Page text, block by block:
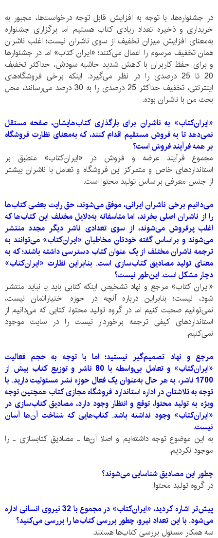
در جشنواره‌ها، با توجه به افزایش قابل توجه درخواست‌ها، مجبور به
خریداری و ذخیره تعداد زیادی کتاب هستیم اما برگزاری جشنواره
به‌معنای افزایش میزان تخفیف از سوی ناشران نیست؛ اغلب ناشران
همان تخفیف مرسوم را اعمال می‌کنند؛ «ایران کتاب» اما در جشنوار‌‌ها
و برای حفظ کاربران با کاهش شدید حاشیه سودش، حداکثر تخفیف
20 تا 25 درصدی را در نظر می‌گیرد. اینکه برخی فروشگاه‌های
اینترنتی، تخفیف حداکثر 25 درصدی را به 30 درصد می‌رسانند، محل
بحث من با ناشران بوده.
«ایران‌کتاب» به ناشران برای بارگذاری کتاب‌‌هایشان، صفحه مستقل
نمی‌دهد تا به فروش مستقیم اقدام کنند، که به‌معنای نظارت فروشگاه
بر همه فرآیند فروش است؟
مجموع فرآیند عرضه و فروش در «ایران‌کتاب» منطبق بر
استاندارد‌های خاص و متمرکز این فروشگاه و تعامل با ناشران بیشتر
از جنس معرفی براساس تولید محتوا است.
می‌دانیم برخی ناشران ایرانی، موفق می‌شوند، حق رایت بعضی کتاب‌‌ها
را از ناشران اصلی بخرند، اما متاسفانه به‌دلایل مختلف این کتاب‌ها که
اغلب پر‌فروش می‌شوند، از سوی تعدادی ناشر دیگر مجدد منتشر
می‌شوند و براساس گفته خودتان مخاطبان «ایران‌کتاب» می‌توانند به
ترجمه‌ ناشران مختلف از یک عنوان کتاب دسترسی داشته باشند؛ که به
معنای تولید مصادیق کتاب‌سازی است. بنابراین نظارت «ایران‌کتاب»
دچار مشکل است. این‌طور نیست؟
«ایران کتاب» مرجع و نهاد تشخیص اینکه کتابی باید یا نباید منتشر
شود، نیست؛ بنابراین درباره آنچه در حوزه اختیاراتمان نیست،
نمی‌توانیم صحبت کنیم اما در گروه تولید محتوا، کتابی که می‌دانیم از
استاندارد‌های کیفی ترجمه برخوردار نیست را در سایت موجود
نمی‌کنیم.
مرجع و نهاد تصمیم‌گیر نیستید؛ اما با توجه به حجم فعالیت
«ایران‌کتاب» و تعامل بی‌واسطه با 80 ناشر و توزیع کتاب بیش از
1700 ناشر، به هر حال به‌عنوان یک فعال حوزه نشر مسئولیت دارید. با
توجه به تلاشتان در اداره استاندارد فروشگاه مجازی کتاب همچنین توجه
ویژه به تولید محتوا، توقع و انتظار وجود دارد، مصادیق کتاب‌سازی در
«ایران‌کتاب» وجود نداشته باشد. کتاب‌هایی که شناخت آن‌ها آسان
نیست.
به این موضوع توجه داشته‌ایم و اصلا آن‌ها ـ مصادیق کتابسازی ـ را
موجود نکردیم.
چطور این مصادیق شناسایی می‌شوند؟
در گروه تولید محتوا.
پیش‌تر اشاره کردید، «ایران‌‌کتاب» در مجموع با 32 نیروی انسانی اداره
می‌شود. با این تعداد نیرو، چطور بررسی کتاب‌ها را بررسی می‌کنید؟
سه همکار مسئول بررسی کتاب‌ها هستند.